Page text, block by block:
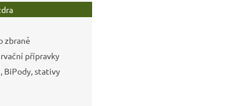
zbraně
přípravky
BiPody, stativy